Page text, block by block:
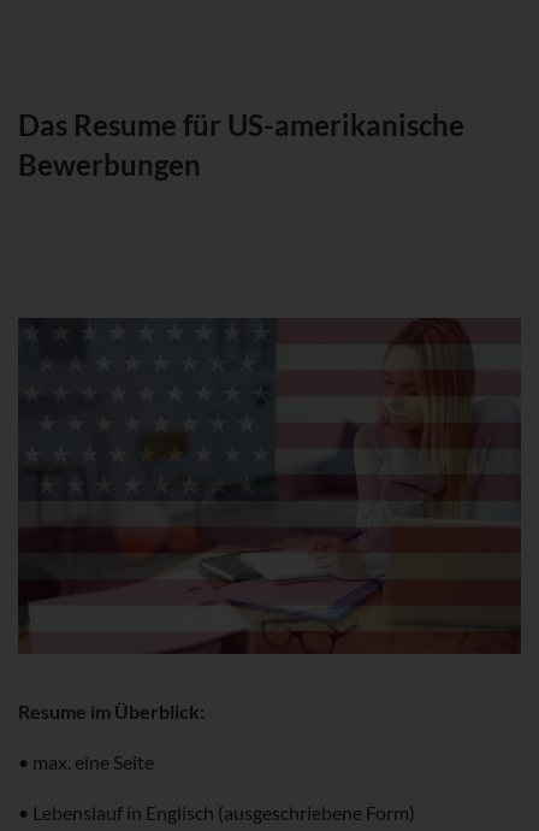
Das Resume für US-amerikanische
Bewerbungen
Resume im Überblick:
• max. eine Seite
• Lebenslauf in Englisch (ausgeschriebene Form)